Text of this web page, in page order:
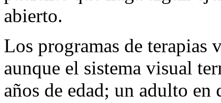
abierto.
Los programas de terapias
aunque el sistema visual
años de edad; un adulto en